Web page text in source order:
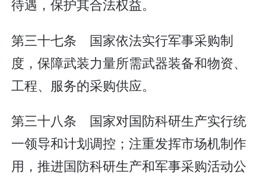
待遇，保护其合法权益。
第三十七条 国家依法实行军事采购制
度，保障武装力量所需武器装备和物资、
工程、服务的采购供应。
第三十八条 国家对国防科研生产实行统
一领导和计划调控；注重发挥市场机制作
用，推进国防科研生产和军事采购活动公